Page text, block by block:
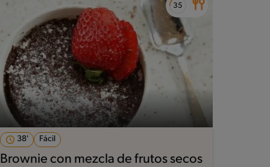
38' Fácil
Brownie con mezcla de frutos secos